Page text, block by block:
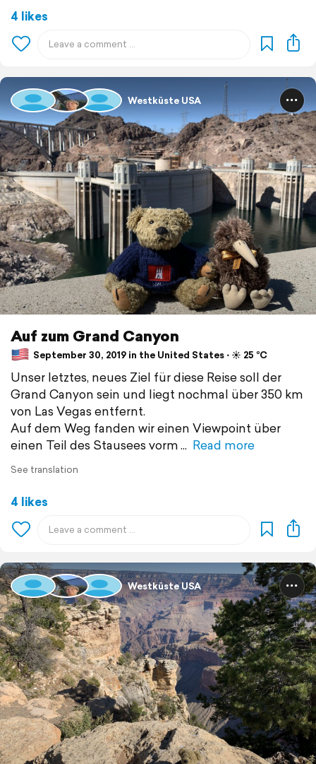
4 likes
Westküste USA
Auf zum Grand Canyon
September 30, 2019 in the United States ⋅ ☀️ 25 °C
Unser letztes, neues Ziel für diese Reise soll der
Grand Canyon sein und liegt nochmal über 350 km
von Las Vegas entfernt.
Auf dem Weg fanden wir einen Viewpoint über
einen Teil des Stausees vorm
Read more
See translation
4 likes
Westküste USA